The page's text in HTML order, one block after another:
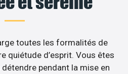
toutes les formalités de
quiétude d’esprit. Vous êtes
détendre pendant la mise en